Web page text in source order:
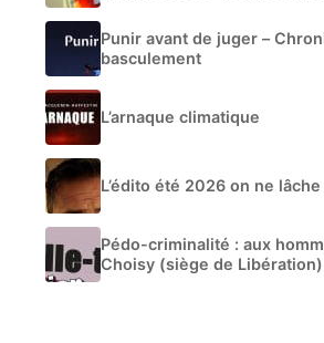
Punir avant de juger –
basculement
L’arnaque climatique
L’édito été 2026 on ne
Pédo-criminalité : aux
Choisy (siège de Libération)